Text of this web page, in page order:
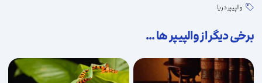
ها
والپیپر دریا
برخی دیگر از والپیپر ها ...